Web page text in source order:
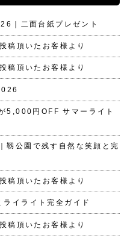
｜二面台紙プレゼント
稿頂いたお客様より
稿頂いたお客様より
5,000円OFF サマーライト
靱公園で残す自然な笑顔と完
稿頂いたお客様より
イライト完全ガイド
稿頂いたお客様より